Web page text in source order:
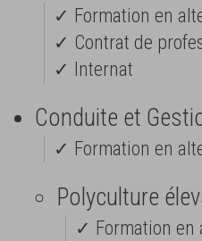
✓ Formation en
✓ Contrat de
✓ Internat
Conduite et
✓ Formation en
Polyculture
✓ Formation en